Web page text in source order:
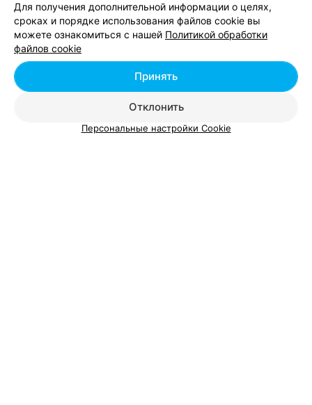
Микронаращивание волос в Бобруйске
Коррекция нарощенных волос в Бобруйске
Для получения дополнительной информации о целях,
сроках и порядке использования файлов cookie вы
можете ознакомиться с нашей Политикой обработки
файлов cookie
Отклонить
Принять
Персональные настройки Cookie